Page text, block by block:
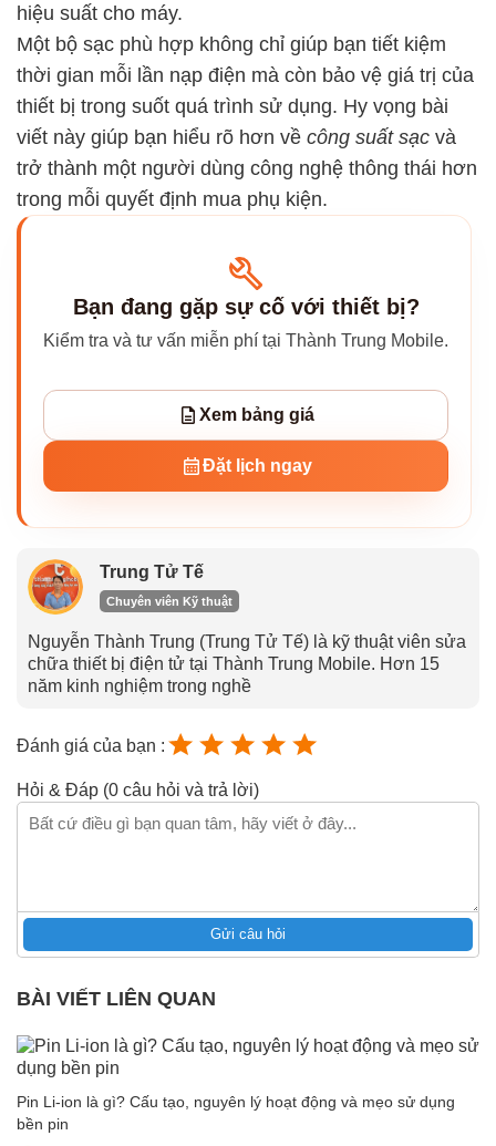
hiệu suất cho máy.
Một bộ sạc phù hợp không chỉ giúp bạn tiết kiệm
thời gian mỗi lần nạp điện mà còn bảo vệ giá trị của
thiết bị trong suốt quá trình sử dụng. Hy vọng bài
viết này giúp bạn hiểu rõ hơn về công suất sạc và
trở thành một người dùng công nghệ thông thái hơn
trong mỗi quyết định mua phụ kiện.
Bạn đang gặp sự cố với thiết bị?
Kiểm tra và tư vấn miễn phí tại Thành Trung Mobile.
Xem bảng giá
Đặt lịch ngay
Trung Tử Tế
Chuyên viên Kỹ thuật
Nguyễn Thành Trung (Trung Tử Tế) là kỹ thuật viên sửa
chữa thiết bị điện tử tại Thành Trung Mobile. Hơn 15
năm kinh nghiệm trong nghề
Đánh giá của bạn :
Hỏi & Đáp (0 câu hỏi và trả lời)
Gửi câu hỏi
BÀI VIẾT LIÊN QUAN
Pin Li‑ion là gì? Cấu tạo, nguyên lý hoạt động và mẹo sử dụng
bền pin